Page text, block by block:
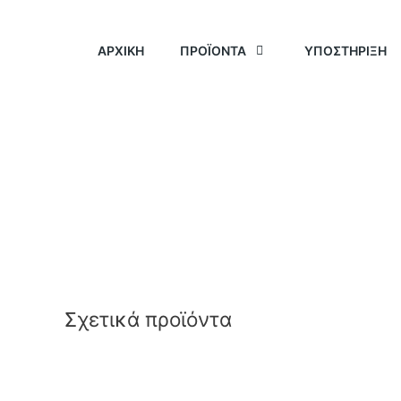
ΑΡΧΙΚΗ ΠΡΟΪΟΝΤΑ ΥΠΟΣΤΗΡΙΞΗ
Σχετικά προϊόντα